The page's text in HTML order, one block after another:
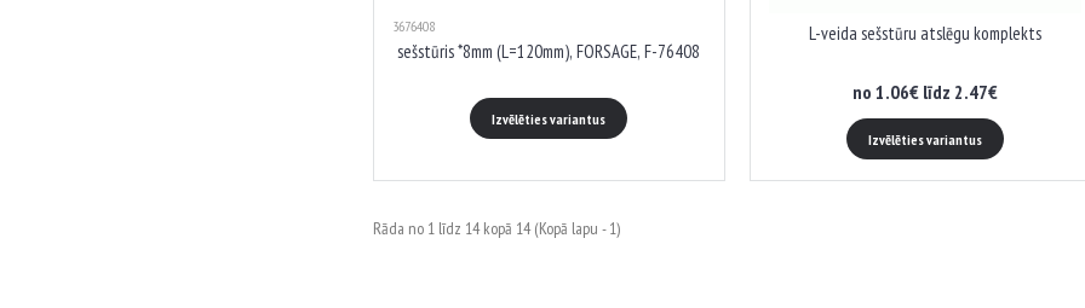
3676408
sešstūris *8mm (L=120mm), FORSAGE, F-76408
Izvēlēties variantus
L-veida sešstūru atslēgu komplekts
no 1.06€ līdz 2.47€
Izvēlēties variantus
Rāda no 1 līdz 14 kopā 14 (Kopā lapu - 1)